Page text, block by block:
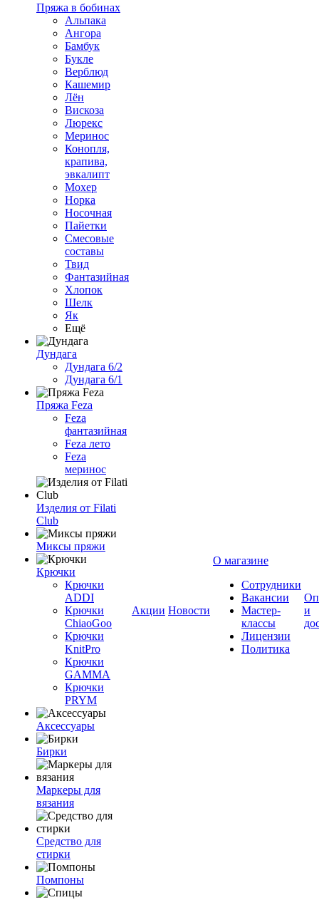
Пряжа в бобинах
Альпака
Ангора
Бамбук
Букле
Верблюд
Кашемир
Лён
Вискоза
Люрекс
Меринос
Конопля,
крапива,
эвкалипт
Мохер
Норка
Носочная
Пайетки
Смесовые
составы
Твид
Фантазийная
Хлопок
Шелк
Як
Ещё
Дундага
Дундага 6/2
Дундага 6/1
Пряжа Feza
Feza
фантазийная
Feza лето
Feza
меринос
Изделия от Filati
Club
Миксы пряжи
Крючки
Крючки
ADDI
Крючки
ChiaoGoo
Крючки
KnitPro
Крючки
GAMMA
Крючки
PRYM
Аксессуары
Бирки
Маркеры для
вязания
Средство для
стирки
Помпоны
Акции Новости
О магазине
Сотрудники
Вакансии
Мастер-
классы
Лицензии
Политика
и